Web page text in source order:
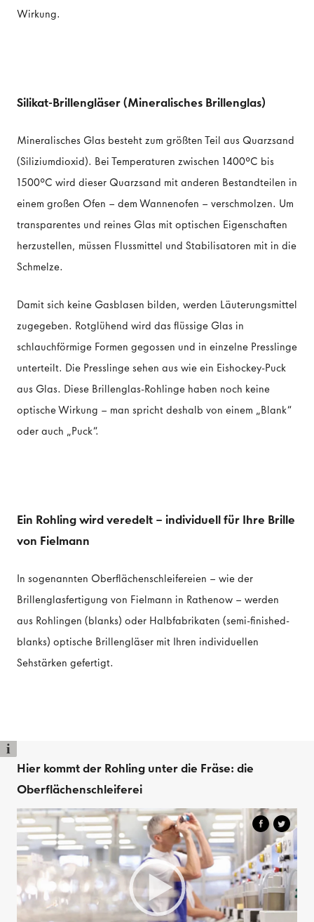
Wirkung.
Silikat-Brillengläser (Mineralisches Brillenglas)
Mineralisches Glas besteht zum größten Teil aus Quarzsand
(Siliziumdioxid). Bei Temperaturen zwischen 1400°C bis
1500°C wird dieser Quarzsand mit anderen Bestandteilen in
einem großen Ofen – dem Wannenofen – verschmolzen. Um
transparentes und reines Glas mit optischen Eigenschaften
herzustellen, müssen Flussmittel und Stabilisatoren mit in die
Schmelze.
Damit sich keine Gasblasen bilden, werden Läuterungsmittel
zugegeben. Rotglühend wird das flüssige Glas in
schlauchförmige Formen gegossen und in einzelne Presslinge
unterteilt. Die Presslinge sehen aus wie ein Eishockey-Puck
aus Glas. Diese Brillenglas-Rohlinge haben noch keine
optische Wirkung – man spricht deshalb von einem „Blank“
oder auch „Puck“.
Ein Rohling wird veredelt – individuell für Ihre Brille
von Fielmann
In sogenannten Oberflächenschleifereien – wie der
Brillenglasfertigung von Fielmann in Rathenow – werden
aus Rohlingen (blanks) oder Halbfabrikaten (semi-finished-
blanks) optische Brillengläser mit Ihren individuellen
Sehstärken gefertigt.
i
Hier kommt der Rohling unter die Fräse: die
Oberflächenschleiferei
Video
Player